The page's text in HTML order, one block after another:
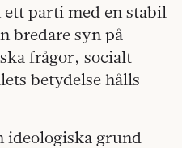
parti med en stabil
bredare syn på
frågor, socialt
betydelse hålls
ideologiska grund